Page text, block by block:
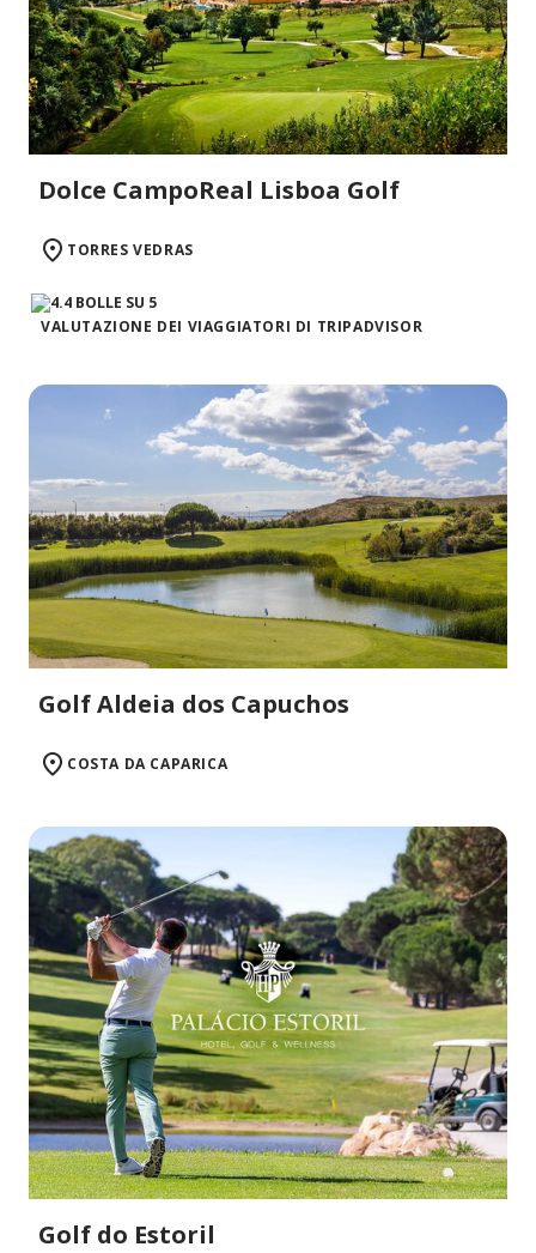
Dolce CampoReal Lisboa Golf
TORRES VEDRAS
VALUTAZIONE DEI VIAGGIATORI DI TRIPADVISOR
Golf Aldeia dos Capuchos
COSTA DA CAPARICA
Golf do Estoril